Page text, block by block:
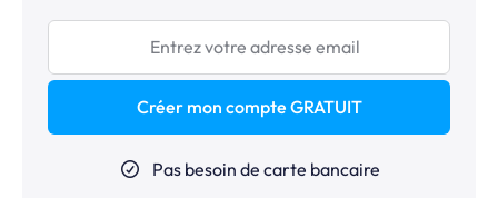
Créer mon compte GRATUIT
Pas besoin de carte bancaire